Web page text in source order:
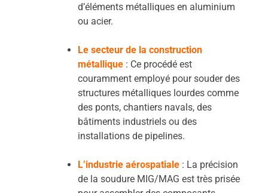
d’éléments métalliques en aluminium
ou acier.
Le secteur de la construction
métallique : Ce procédé est
couramment employé pour souder des
structures métalliques lourdes comme
des ponts, chantiers navals, des
bâtiments industriels ou des
installations de pipelines.
L’industrie aérospatiale : La précision
de la soudure MIG/MAG est très prisée